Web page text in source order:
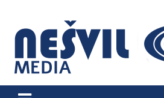
content
Nešvil Media